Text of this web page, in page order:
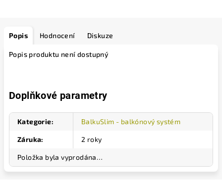
Popis Hodnocení Diskuze
Popis produktu není dostupný
Doplňkové parametry
Kategorie: BalkuSlim - balkónový systém
Záruka: 2 roky
Položka byla vyprodána…